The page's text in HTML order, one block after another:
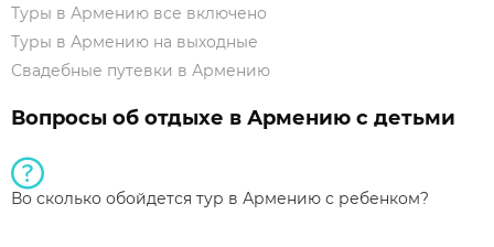
Туры в Армению все включено
Туры в Армению на выходные
Свадебные путевки в Армению
Вопросы об отдыхе в Армению с детьми
Во сколько обойдется тур в Армению с ребенком?